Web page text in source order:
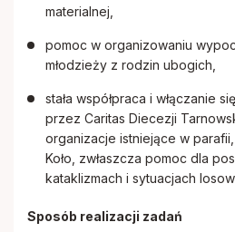
materialnej,
pomoc w organizowaniu
młodzieży z rodzin ubogich,
stała współpraca i włączanie
przez Caritas Diecezji
organizacje istniejące w
Koło, zwłaszcza pomoc dla
kataklizmach i sytuacjach
Sposób realizacji zadań